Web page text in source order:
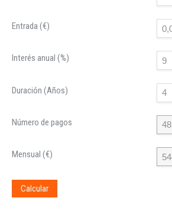
Entrada (€)
Interés anual (%)
Duración (Años)
Número de pagos
Mensual (€)
Calcular